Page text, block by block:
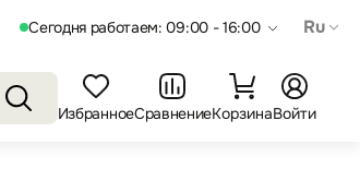
Сегодня работаем: 09:00 - 16:00 Ru
ИзбранноеСравнениеКорзинаВойти